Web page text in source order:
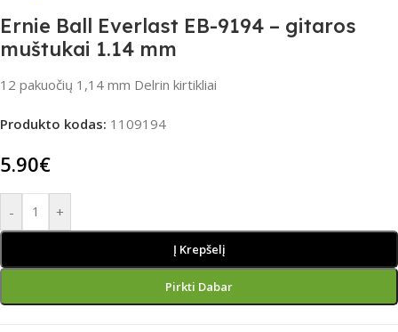
Ernie Ball Everlast EB-9194 – gitaros
muštukai 1.14 mm
12 pakuočių 1,14 mm Delrin kirtikliai
Produkto kodas: 1109194
5.90€
- +
Į Krepšelį
Pirkti Dabar